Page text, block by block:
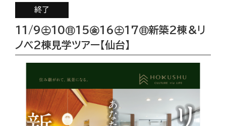
終了
11/9㊏10㊐15㊎16㊏17㊐新築2棟＆リ
ノベ2棟見学ツアー【仙台】